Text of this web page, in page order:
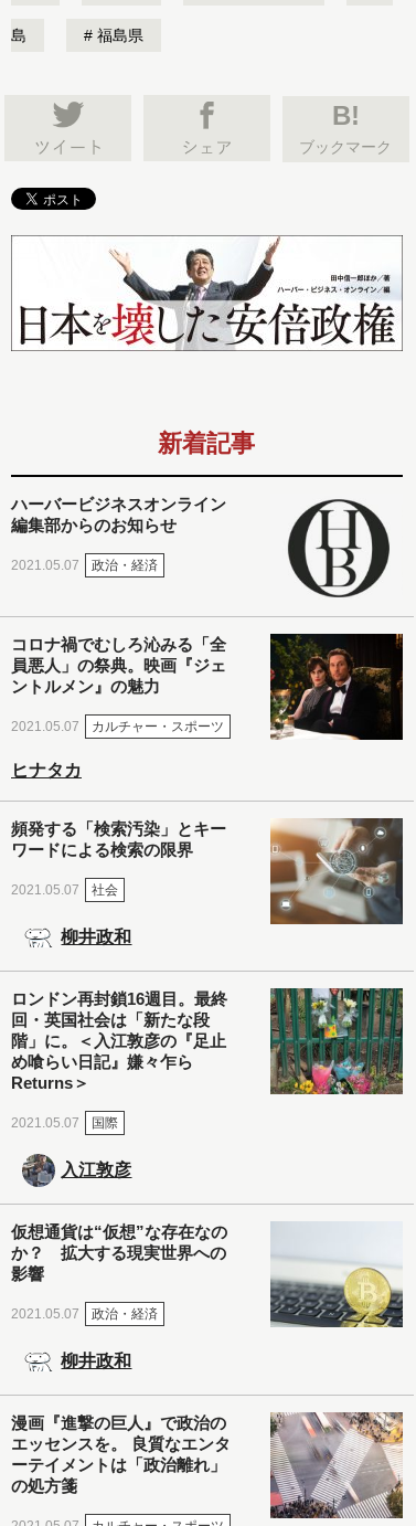
島 福島県
B!
ブックマーク
新着記事
ハーバービジネスオンライン
編集部からのお知らせ
2021.05.07 政治・経済
コロナ禍でむしろ沁みる「全
員悪人」の祭典。映画『ジェ
ントルメン』の魅力
2021.05.07 カルチャー・スポーツ
ヒナタカ
頻発する「検索汚染」とキー
ワードによる検索の限界
2021.05.07 社会
柳井政和
ロンドン再封鎖16週目。最終
回・英国社会は「新たな段
階」に。＜入江敦彦の『足止
め喰らい日記』嫌々乍ら
Returns＞
2021.05.07 国際
入江敦彦
仮想通貨は“仮想”な存在なの
か？ 拡大する現実世界への
影響
2021.05.07 政治・経済
柳井政和
漫画『進撃の巨人』で政治の
エッセンスを。 良質なエンタ
ーテイメントは「政治離れ」
の処方箋